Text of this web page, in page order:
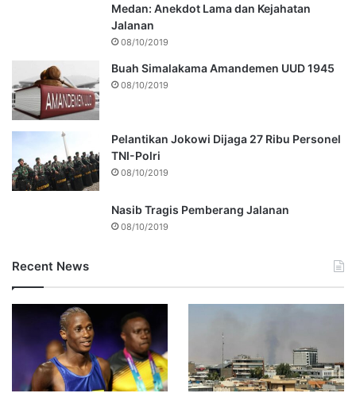
Medan: Anekdot Lama dan Kejahatan
Jalanan
08/10/2019
Buah Simalakama Amandemen UUD 1945
08/10/2019
Pelantikan Jokowi Dijaga 27 Ribu Personel
TNI-Polri
08/10/2019
Nasib Tragis Pemberang Jalanan
08/10/2019
Recent News